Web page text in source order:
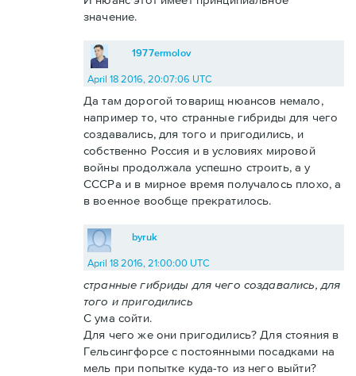
значение.
1977ermolov
April 18 2016, 20:07:06 UTC
Да там дорогой товарищ нюансов немало,
например то, что странные гибриды для чего
создавались, для того и пригодились, и
собственно Россия и в условиях мировой
войны продолжала успешно строить, а у
СССРа и в мирное время получалось плохо, а
в военное вообще прекратилось.
byruk
April 18 2016, 21:00:00 UTC
странные гибриды для чего создавались, для
того и пригодились
С ума сойти.
Для чего же они пригодились? Для стояния в
Гельсингфорсе с постоянными посадками на
мель при попытке куда-то из него выйти?